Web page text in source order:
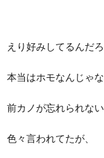
えり好みしてるんだろ
本当はホモなんじゃな
前カノが忘れられな
色々言われてたが、